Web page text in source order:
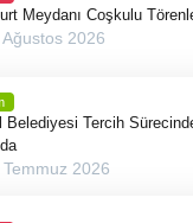
Meydanı Coşkulu
2026
Belediyesi Tercih
Temmuz 2026